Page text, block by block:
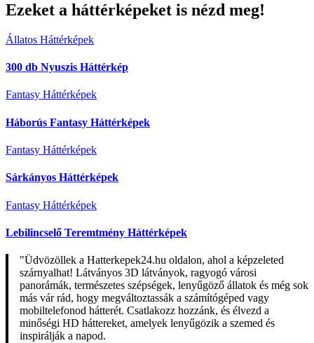
Ezeket a háttérképeket is nézd meg!
Állatos Háttérképek
300 db Nyuszis Háttérkép
Fantasy Háttérképek
Háborús Fantasy Háttérképek
Fantasy Háttérképek
Sárkányos Háttérképek
Fantasy Háttérképek
Lebilincselő Teremtmény Háttérképek
"Üdvözöllek a Hatterkepek24.hu oldalon, ahol a képzeleted
szárnyalhat! Látványos 3D látványok, ragyogó városi
panorámák, természetes szépségek, lenyűgöző állatok és még sok
más vár rád, hogy megváltoztassák a számítógéped vagy
mobiltelefonod hátterét. Csatlakozz hozzánk, és élvezd a
minőségi HD háttereket, amelyek lenyűgözik a szemed és
inspirálják a napod.